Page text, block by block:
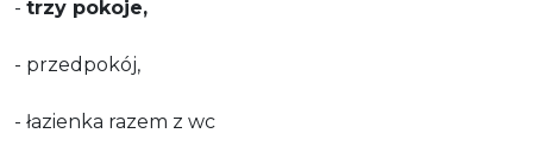
- trzy pokoje,
- przedpokój,
- łazienka razem z wc